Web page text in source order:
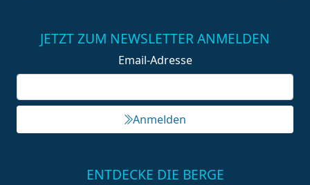
JETZT ZUM NEWSLETTER ANMELDEN
Email-Adresse
Anmelden
ENTDECKE DIE BERGE